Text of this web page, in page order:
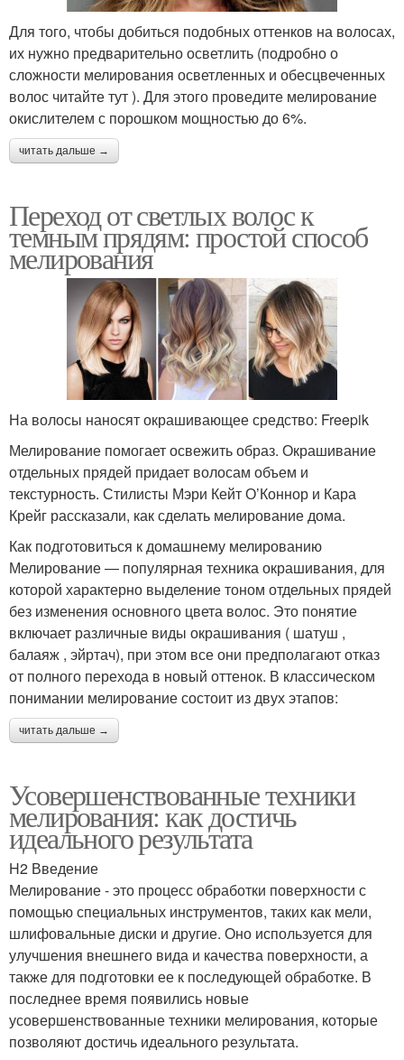
Для того, чтобы добиться подобных оттенков на волосах,
их нужно предварительно осветлить (подробно о
сложности мелирования осветленных и обесцвеченных
волос читайте тут ). Для этого проведите мелирование
окислителем с порошком мощностью до 6%.
читать дальше →
Переход от светлых волос к
темным прядям: простой способ
мелирования
На волосы наносят окрашивающее средство: Freepik
Мелирование помогает освежить образ. Окрашивание
отдельных прядей придает волосам объем и
текстурность. Стилисты Мэри Кейт О’Коннор и Кара
Крейг рассказали, как сделать мелирование дома.
Как подготовиться к домашнему мелированию
Мелирование — популярная техника окрашивания, для
которой характерно выделение тоном отдельных прядей
без изменения основного цвета волос. Это понятие
включает различные виды окрашивания ( шатуш ,
балаяж , эйртач), при этом все они предполагают отказ
от полного перехода в новый оттенок. В классическом
понимании мелирование состоит из двух этапов:
читать дальше →
Усовершенствованные техники
мелирования: как достичь
идеального результата
H2 Введение
Мелирование - это процесс обработки поверхности с
помощью специальных инструментов, таких как мели,
шлифовальные диски и другие. Оно используется для
улучшения внешнего вида и качества поверхности, а
также для подготовки ее к последующей обработке. В
последнее время появились новые
усовершенствованные техники мелирования, которые
позволяют достичь идеального результата.